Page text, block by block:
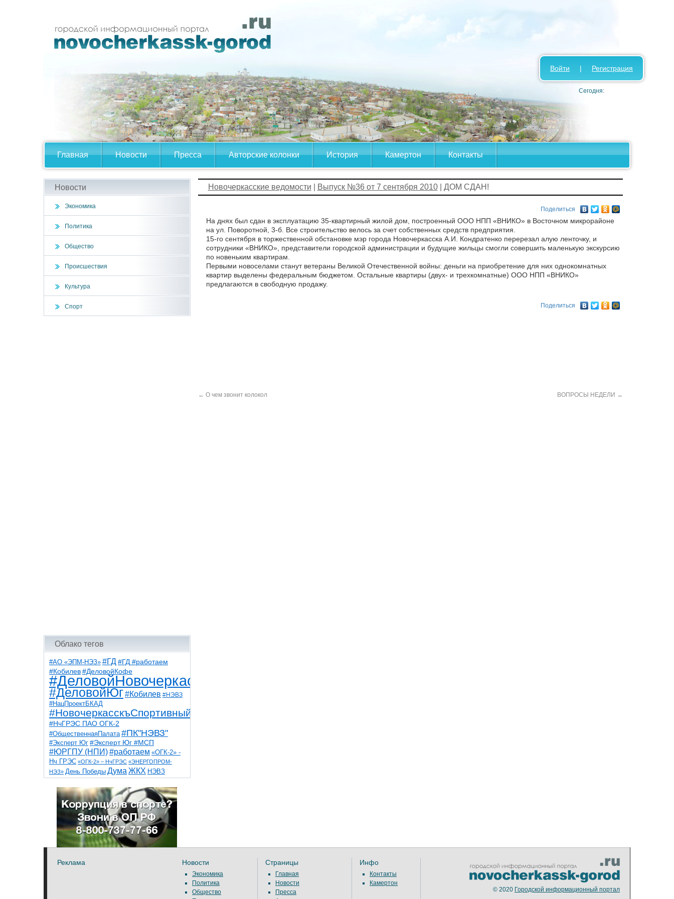
Главная Новости Пресса Авторские колонки История Камертон Контакты
Войти | Регистрация
Сегодня:
Новости
Экономика
Политика
Общество
Происшествия
Культура
Спорт
Облако тегов
#АО «ЭПМ-НЭЗ» #ГД #ГД #работаем
#Кобилев #ДеловойКофе
#ДеловойНовочеркасск
#ДеловойЮг#Кобилев #НЭВЗ
#НацПроектБКАД
#НовочеркасскъСпортивный
#НчГРЭС ПАО ОГК-2
#ОбщественнаяПалата #ПК"НЭВЗ"
#Эксперт Юг #Эксперт Юг #МСП
#ЮРГПУ (НПИ)#работаем «ОГК-2» -
Нч ГРЭС «ОГК-2» – НчГРЭС «ЭНЕРГОПРОМ-
НЭЗ» День Победы Дума ЖКХ НЭВЗ
НчГРЭС ТНТ
благоустройствоветераны выборы
детидороги казаки коррупция космос
общественная палата парк пожар роща
спорт театр транспорт художники
Новочеркасские ведомости Выпуск №36 от 7 сентября 2010| ДОМ СДАН!
Поделиться
На днях был сдан в эксплуатацию 35-квартирный жилой дом, построенный ООО НПП «ВНИКО» в Восточном микрорайоне
на ул. Поворотной, 3-б. Все строительство велось за счет собственных средств предприятия.
15-го сентября в торжественной обстановке мэр города Новочеркасска А.И. Кондратенко перерезал алую ленточку, и
сотрудники «ВНИКО», представители городской администрации и будущие жильцы смогли совершить маленькую экскурсию
по новеньким квартирам.
Первыми новоселами станут ветераны Великой Отечественной войны: деньги на приобретение для них однокомнатных
квартир выделены федеральным бюджетом. Остальные квартиры (двух- и трехкомнатные) ООО НПП «ВНИКО»
предлагаются в свободную продажу.
Поделиться
← О чем звонит колокол ВОПРОСЫ НЕДЕЛИ →
Реклама Новости
Экономика
Политика
Общество
Страницы
Главная
Новости
Пресса
Инфо
Контакты
Камертон
© 2020 Городской информационный портал